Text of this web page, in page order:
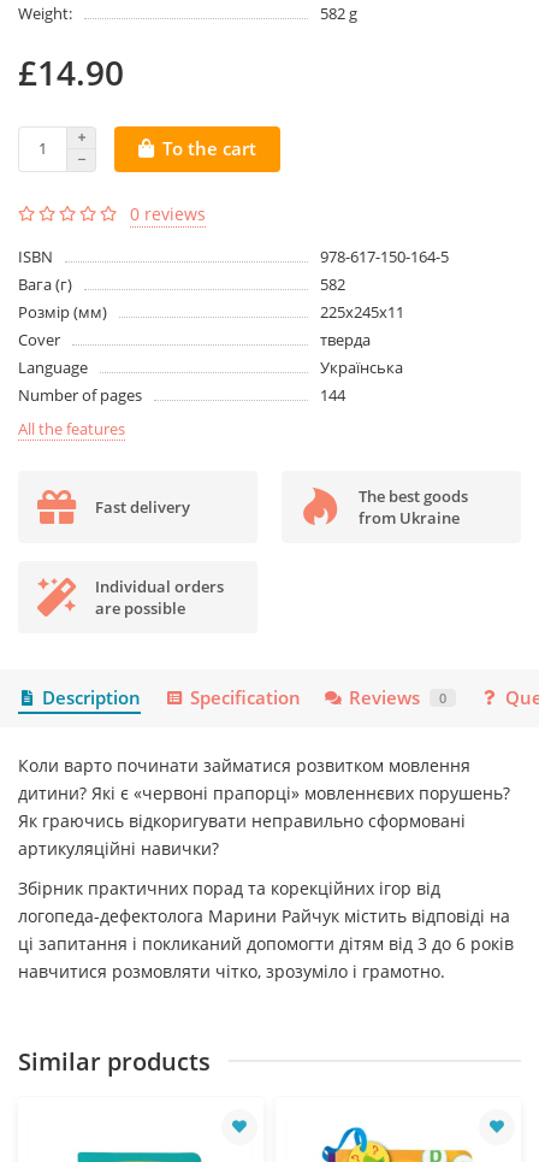
Weight:
582 g
£14.90
To the cart
0 reviews
ISBN
978-617-150-164-5
Вага (г)
582
Розмір (мм)
225x245x11
Cover
тверда
Language
Українська
Number of pages
144
All the features
Fast delivery
The best goods
from Ukraine
Individual orders
are possible
Description Specification Reviews 0
Коли варто починати займатися розвитком мовлення
дитини? Які є «червоні прапорці» мовленнєвих порушень?
Як граючись відкоригувати неправильно сформовані
артикуляційні навички?
Збірник практичних порад та корекційних ігор від
логопеда-дефектолога Марини Райчук містить відповіді на
ці запитання і покликаний допомогти дітям від 3 до 6 років
навчитися розмовляти чітко, зрозуміло і грамотно.
Similar products